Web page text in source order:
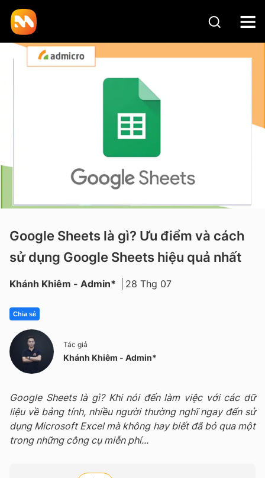
Google Sheets là gì? Ưu điểm và cách
sử dụng Google Sheets hiệu quả nhất
Khánh Khiêm - Admin* 28 Thg 07
Chia sẻ
Tác giả
Khánh Khiêm - Admin*
Google Sheets là gì? Khi nói đến làm việc với các dữ
liệu về bảng tính, nhiều người thường nghĩ ngay đến sử
dụng Microsoft Excel mà không hay biết đã bỏ qua một
trong những công cụ miễn phí...